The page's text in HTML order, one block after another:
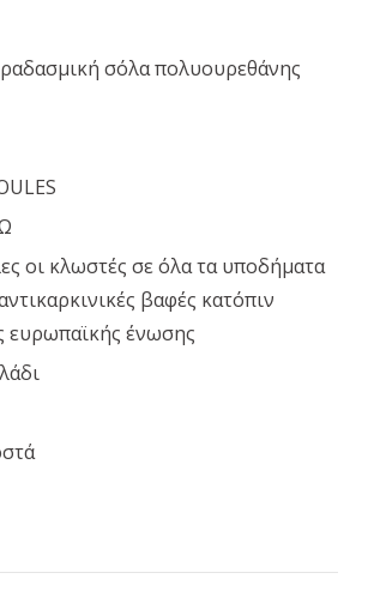
σόλα πολυουρεθάνης
οι κλωστές σε όλα τα υποδήματα
βαφές κατόπιν
ευρωπαϊκής ένωσης